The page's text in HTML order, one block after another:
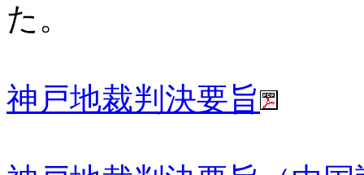
た。
神戸地裁判決要旨